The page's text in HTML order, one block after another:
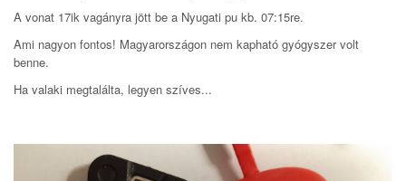
A vonat 17ik vagányra jött be a Nyugati pu kb. 07:15re.
Ami nagyon fontos! Magyarországon nem kapható gyógyszer volt
benne.
Ha valaki megtalálta, legyen szíves...